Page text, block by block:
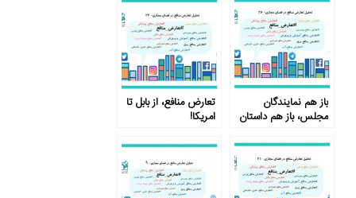
باز هم نمایندگان
مجلس، باز هم داستان
تعارض منافع، از بابل تا
امریکا!